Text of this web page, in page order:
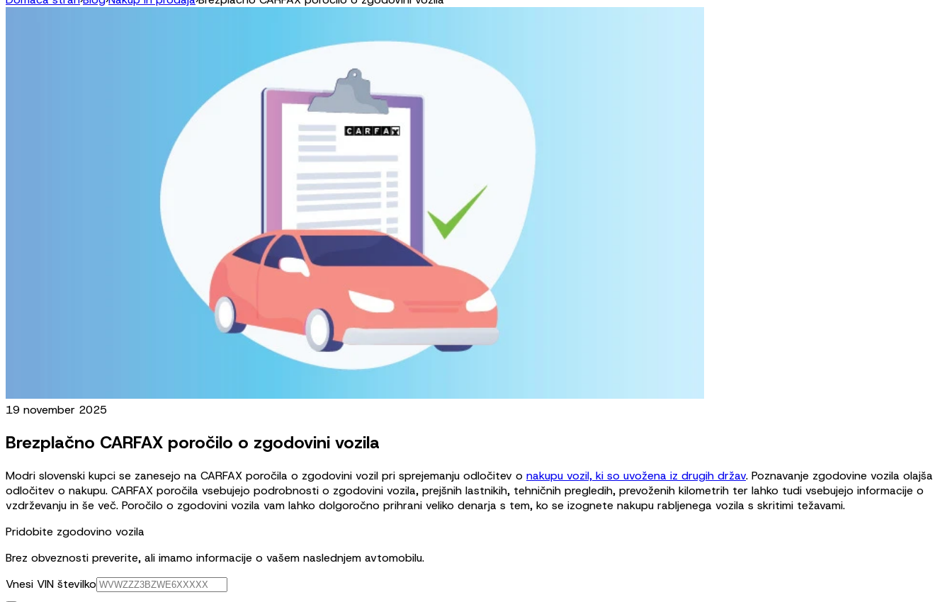
19 november 2025
Brezplačno CARFAX poročilo o zgodovini vozila
Modri slovenski kupci se zanesejo na CARFAX poročila o zgodovini vozil pri sprejemanju odločitev o nakupu vozil, ki so uvožena iz drugih držav. Poznavanje zgodovine vozila olajša
odločitev o nakupu. CARFAX poročila vsebujejo podrobnosti o zgodovini vozila, prejšnih lastnikih, tehničnih pregledih, prevoženih kilometrih ter lahko tudi vsebujejo informacije o
vzdrževanju in še več. Poročilo o zgodovini vozila vam lahko dolgoročno prihrani veliko denarja s tem, ko se izognete nakupu rabljenega vozila s skritimi težavami.
Pridobite zgodovino vozila
Brez obveznosti preverite, ali imamo informacije o vašem naslednjem avtomobilu.
Vnesi VIN številko